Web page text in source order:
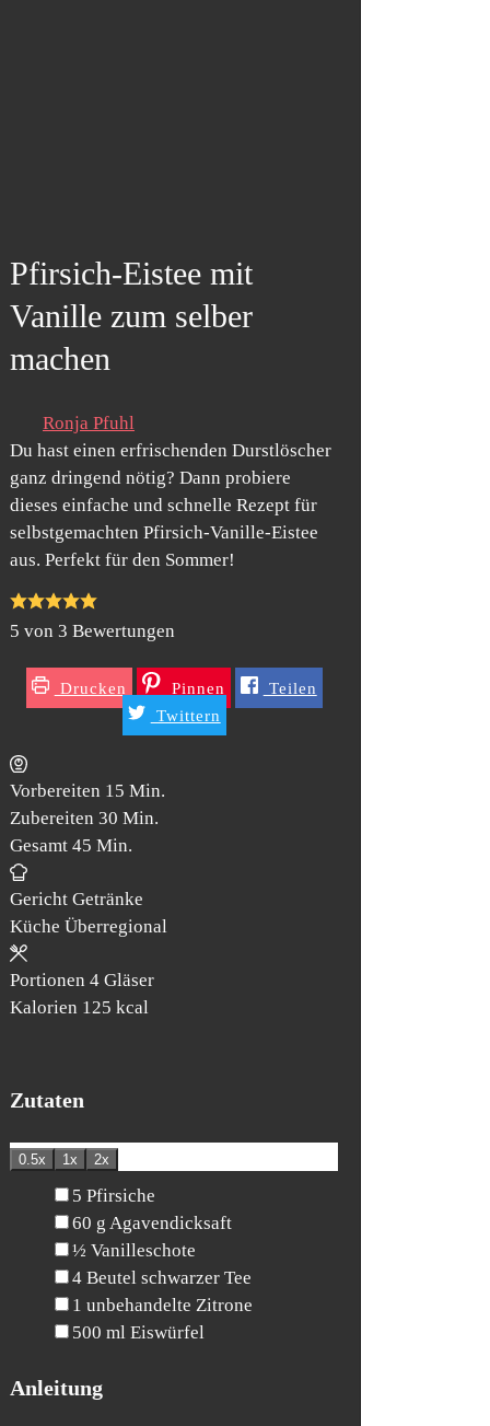
Pfirsich-Eistee mit
Vanille zum selber
machen
Ronja Pfuhl
Du hast einen erfrischenden Durstlöscher
ganz dringend nötig? Dann probiere
dieses einfache und schnelle Rezept für
selbstgemachten Pfirsich-Vanille-Eistee
aus. Perfekt für den Sommer!
5 von 3 Bewertungen
Drucken Pinnen
Teilen
Twittern
Vorbereiten 15 Minuten
Min.
Zubereiten 30 Minuten
Min.
Gesamt 45 Minuten
Min.
Gericht Getränke
Küche Überregional
Portionen 4 Gläser
Kalorien 125 kcal
Zutaten
0.5x 1x 2x
▢
5 Pfirsiche
▢
60 g Agavendicksaft
▢
½ Vanilleschote
▢
4 Beutel schwarzer Tee
▢
1 unbehandelte Zitrone
▢
500 ml Eiswürfel
Anleitung